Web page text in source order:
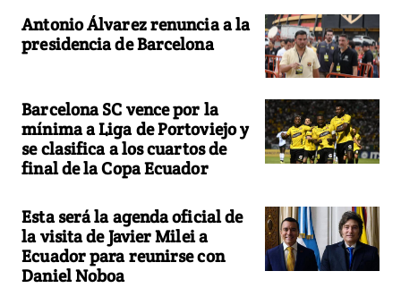
Antonio Álvarez renuncia a la
presidencia de Barcelona
Barcelona SC vence por la
mínima a Liga de Portoviejo y
se clasifica a los cuartos de
final de la Copa Ecuador
Esta será la agenda oficial de
la visita de Javier Milei a
Ecuador para reunirse con
Daniel Noboa